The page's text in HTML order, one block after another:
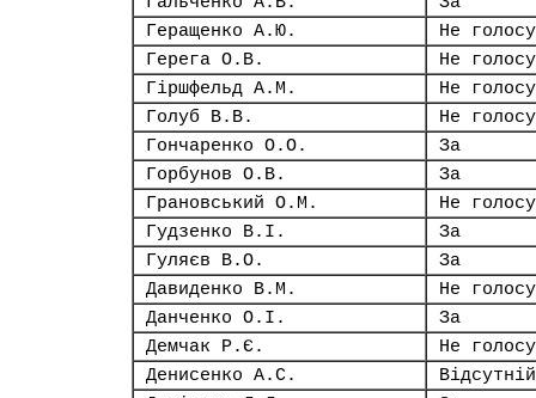
Геращенко А.Ю.
Не
Герега О.В.
Не
Гіршфельд А.М.
Не
Голуб В.В.
Не
Гончаренко О.О.
За
Горбунов О.В.
За
Грановський О.М.
Не
Гудзенко В.І.
За
Гуляєв В.О.
За
Давиденко В.М.
Не
Данченко О.І.
За
Демчак Р.Є.
Не
Денисенко А.С.
Відсутній